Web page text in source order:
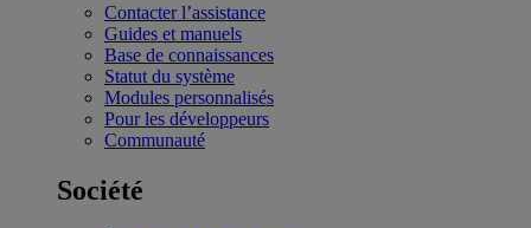
Contacter l’assistance
Guides et manuels
Base de connaissances
Statut du système
Modules personnalisés
Pour les développeurs
Communauté
Société